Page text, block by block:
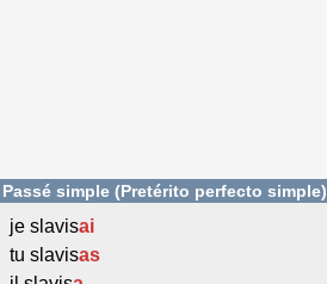
Passé simple (Pretérito perfecto simple)
je slavisai
tu slavisas